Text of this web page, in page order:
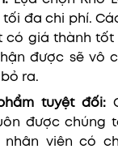
đa chi phí.
có giá thành tốt
được sẽ vô
ra.
tuyệt đối:
được chúng
viên có